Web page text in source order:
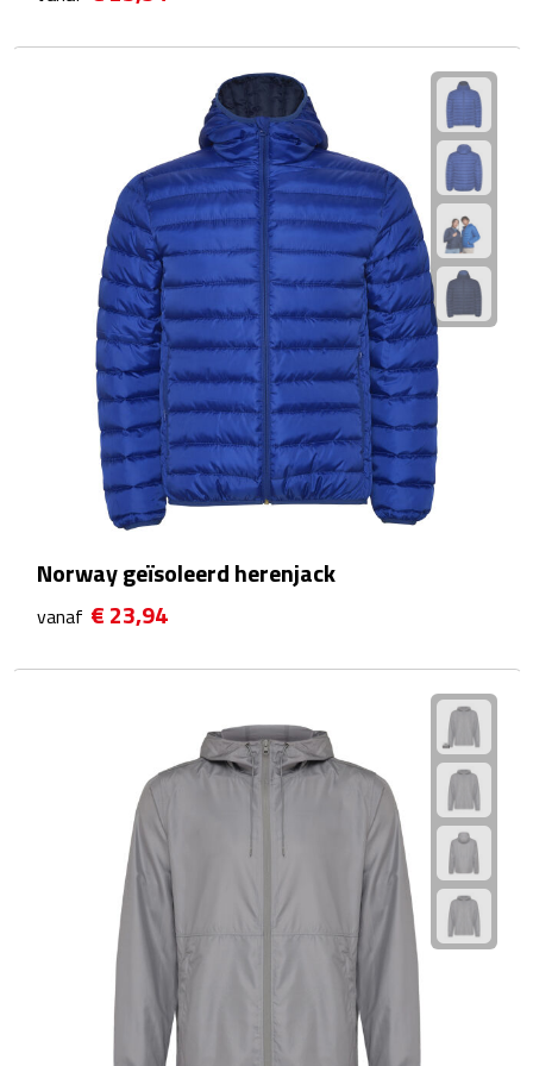
Multifunctionele documentmappen
Multifunctionele schrijfmappen
Klemborden
Notitieboeken en Schriften
Memo's
Memoboekjes
Memo sets
Unieke memo's
Zelfklevende memo's
Bluetooth hoofdtelefoons
Bedrade hoofdtelefoons
Bluetooth audio oordopjes
Bedrade audio oordopjes
Speakers
Norway geïsoleerd herenjack
vanaf € 23,94